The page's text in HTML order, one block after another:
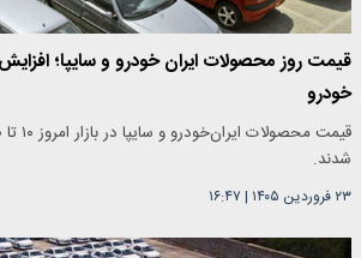
قیمت روز محصولات ایران خودرو و سایپا؛
خودرو
شدند.
۲۳ فروردین ۱۴۰۵ | ۱۶:۴۷